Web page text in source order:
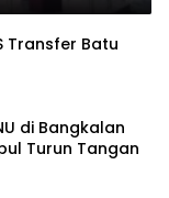
Transfer Batu
di Bangkalan
Turun Tangan